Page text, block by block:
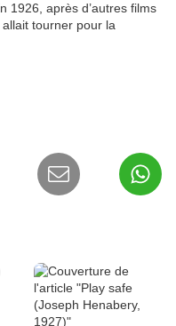
1926, après d’autres films
tourner pour la